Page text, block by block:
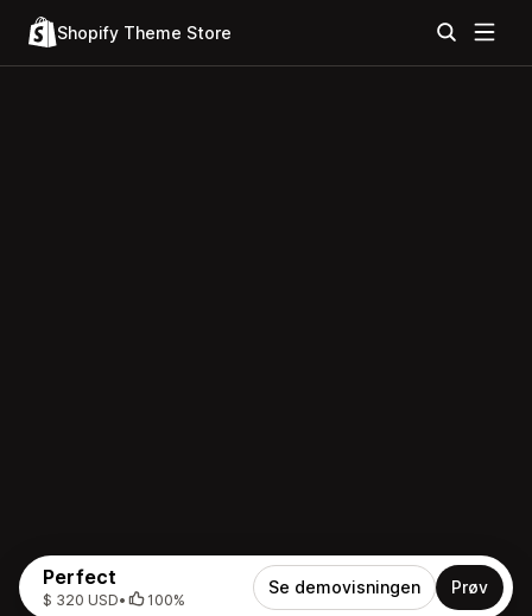
Shopify Theme Store
Perfect
$ 320 USD• 100%
Se demovisningen Prøv